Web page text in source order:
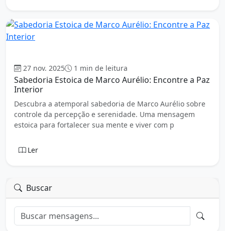
27 nov. 2025 1 min de leitura
Sabedoria Estoica de Marco Aurélio: Encontre a Paz
Interior
Descubra a atemporal sabedoria de Marco Aurélio sobre
controle da percepção e serenidade. Uma mensagem
estoica para fortalecer sua mente e viver com p
Ler
Buscar